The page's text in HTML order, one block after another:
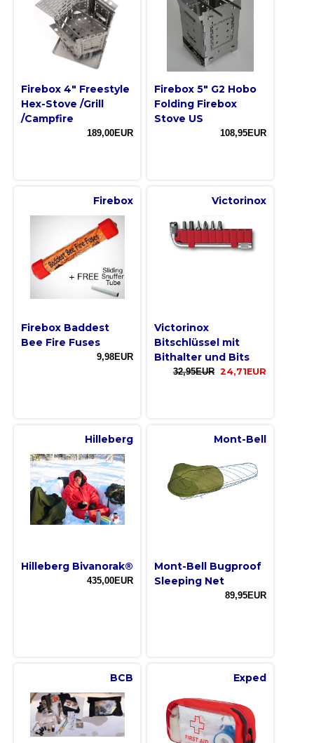
Firebox 4" Freestyle
Hex-Stove /Grill
/Campfire
189,00EUR
Firebox 5" G2 Hobo
Folding Firebox
Stove US
108,95EUR
Firebox
Firebox Baddest
Bee Fire Fuses
9,98EUR
Victorinox
Victorinox
Bitschlüssel mit
Bithalter und Bits
32,95EUR 24,71EUR
Hilleberg
Hilleberg Bivanorak®
435,00EUR
Mont-Bell
Mont-Bell Bugproof
Sleeping Net
89,95EUR
BCB Exped